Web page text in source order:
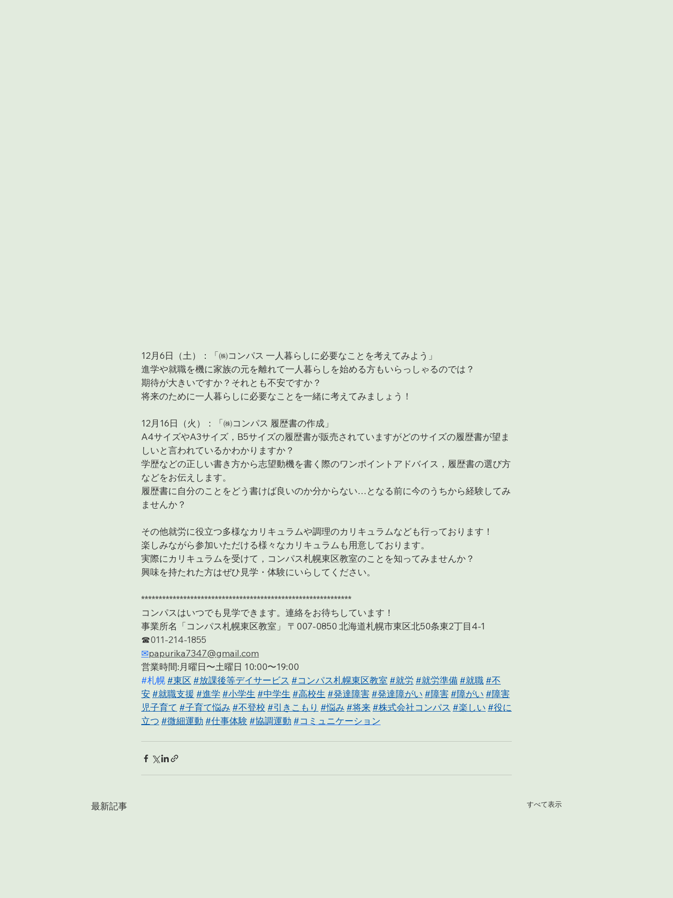
12月6日（土）：「㈱コンパス 一人暮らしに必要なことを考えてみよう」
進学や就職を機に家族の元を離れて一人暮らしを始める方もいらっしゃるのでは？
期待が大きいですか？それとも不安ですか？
将来のために一人暮らしに必要なことを一緒に考えてみましょう！
12月16日（火）：「㈱コンパス 履歴書の作成」
A4サイズやA3サイズ，B5サイズの履歴書が販売されていますがどのサイズの履歴書が望ま
しいと言われているかわかりますか？
学歴などの正しい書き方から志望動機を書く際のワンポイントアドバイス，履歴書の選び方
などをお伝えします。
履歴書に自分のことをどう書けば良いのか分からない…となる前に今のうちから経験してみ
ませんか？
その他就労に役立つ多様なカリキュラムや調理のカリキュラムなども行っております！
楽しみながら参加いただける様々なカリキュラムも用意しております。
実際にカリキュラムを受けて，コンパス札幌東区教室のことを知ってみませんか？
興味を持たれた方はぜひ見学・体験にいらしてください。
************************************************************
コンパスはいつでも見学できます。連絡をお待ちしています！
事業所名「コンパス札幌東区教室」 〒007-0850 北海道札幌市東区北50条東2丁目4-1
☎︎011-214-1855
✉︎papurika7347@gmail.com
営業時間:月曜日〜土曜日 10:00〜19:00
#札幌 #東区 #放課後等デイサービス #コンパス札幌東区教室 #就労 #就労準備 #就職 #不
安 #就職支援 #進学 #小学生 #中学生 #高校生 #発達障害 #発達障がい #障害 #障がい #障害
児子育て #子育て悩み #不登校 #引きこもり #悩み #将来 #株式会社コンパス #楽しい #役に
立つ #微細運動 #仕事体験 #協調運動 #コミュニケーション
最新記事 すべて表示